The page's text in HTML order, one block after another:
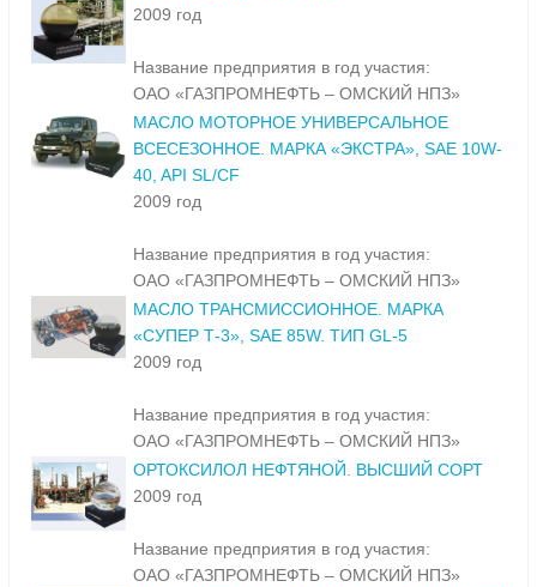
2009 год
Название предприятия в год участия:
ОАО «ГАЗПРОМНЕФТЬ – ОМСКИЙ НПЗ»
МАСЛО МОТОРНОЕ УНИВЕРСАЛЬНОЕ
ВСЕСЕЗОННОЕ. МАРКА «ЭКСТРА», SAE 10W-
40, API SL/CF
2009 год
Название предприятия в год участия:
ОАО «ГАЗПРОМНЕФТЬ – ОМСКИЙ НПЗ»
МАСЛО ТРАНСМИССИОННОЕ. МАРКА
«СУПЕР Т-3», SAE 85W. ТИП GL-5
2009 год
Название предприятия в год участия:
ОАО «ГАЗПРОМНЕФТЬ – ОМСКИЙ НПЗ»
ОРТОКСИЛОЛ НЕФТЯНОЙ. ВЫСШИЙ СОРТ
2009 год
Название предприятия в год участия:
ОАО «ГАЗПРОМНЕФТЬ – ОМСКИЙ НПЗ»